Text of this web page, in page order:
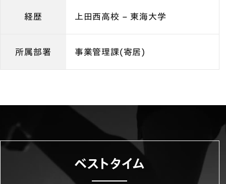
経歴 上田西高校 – 東海大学
所属部署 事業管理課(寄居)
ベストタイム